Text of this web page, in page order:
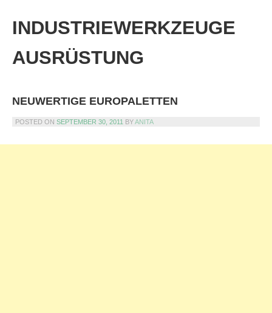
content
INDUSTRIEWERKZEUGE
AUSRÜSTUNG
NEUWERTIGE EUROPALETTEN
POSTED ON SEPTEMBER 30, 2011 BYANITA